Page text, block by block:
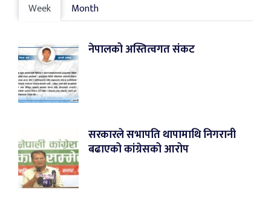
Week Month
नेपालको अस्तित्वगत संकट
सरकारले सभापति थापामाथि निगरानी
बढाएको कांग्रेसको आरोप